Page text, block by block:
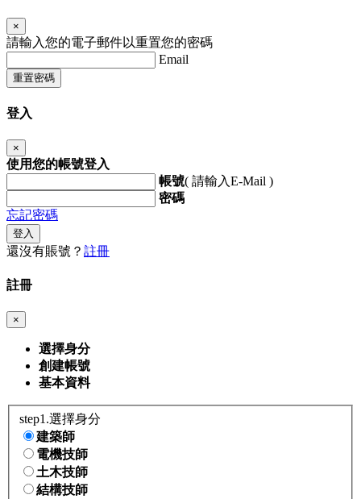
×
請輸入您的電子郵件以重置您的密碼
Email
重置密碼
登入
×
使用您的帳號登入
帳號( 請輸入E-Mail )
密碼
忘記密碼
登入
還沒有賬號？ 註冊
註冊
×
選擇身分
創建帳號
基本資料
step1.選擇身分
建築師
電機技師
土木技師
結構技師